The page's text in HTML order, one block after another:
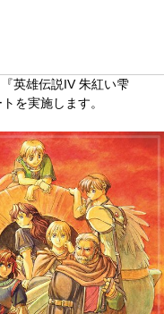
英雄伝説IV 朱紅い雫
を実施します。